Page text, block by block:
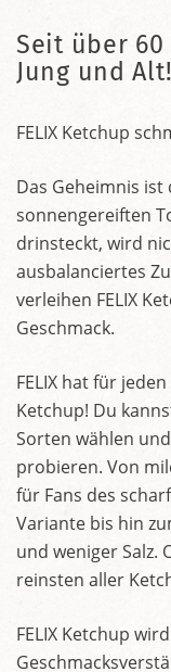
Seit über
Jung und Alt!
FELIX Ketchup
Das Geheimnis ist
sonnengereiften
drinsteckt, wird
ausbalanciertes
verleihen FELIX
Geschmack.
FELIX hat für
Ketchup! Du
Sorten wählen
probieren. Von
für Fans des
Variante bis hin
und weniger Salz.
reinsten aller
FELIX Ketchup